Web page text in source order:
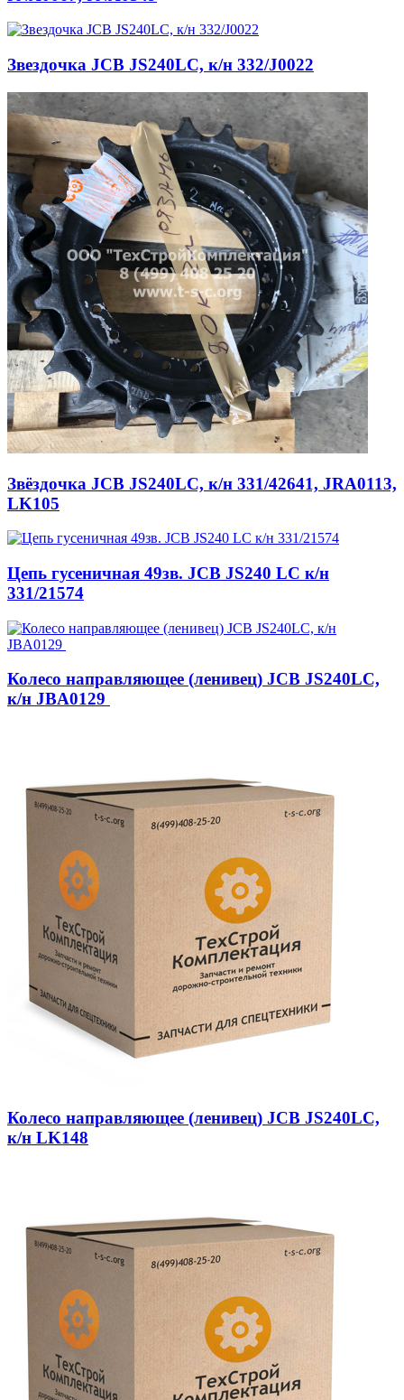
Звездочка JCB JS240LC, к/н 332/J0022
Звёздочка JCB JS240LC, к/н 331/42641, JRA0113,
LK105
Цепь гусеничная 49зв. JCB JS240 LC к/н
331/21574
Колесо направляющее (ленивец) JCB JS240LC,
к/н JBA0129
Колесо направляющее (ленивец) JCB JS240LC,
к/н LK148